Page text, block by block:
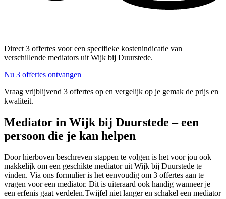
Direct 3 offertes voor een specifieke kostenindicatie van
verschillende mediators uit Wijk bij Duurstede.
Nu 3 offertes ontvangen
Vraag vrijblijvend 3 offertes op en vergelijk op je gemak de prijs en
kwaliteit.
Mediator in Wijk bij Duurstede – een
persoon die je kan helpen
Door hierboven beschreven stappen te volgen is het voor jou ook
makkelijk om een geschikte mediator uit Wijk bij Duurstede te
vinden. Via ons formulier is het eenvoudig om 3 offertes aan te
vragen voor een mediator. Dit is uiteraard ook handig wanneer je
een erfenis gaat verdelen.Twijfel niet langer en schakel een mediator